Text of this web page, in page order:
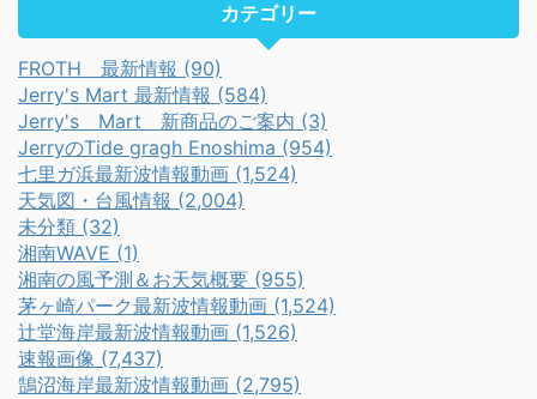
カテゴリー
FROTH 最新情報 (90)
Jerry's Mart 最新情報 (584)
Jerry's Mart 新商品のご案内 (3)
JerryのTide gragh Enoshima (954)
七里ガ浜最新波情報動画 (1,524)
天気図・台風情報 (2,004)
未分類 (32)
湘南WAVE (1)
湘南の風予測＆お天気概要 (955)
茅ヶ崎パーク最新波情報動画 (1,524)
辻堂海岸最新波情報動画 (1,526)
速報画像 (7,437)
鵠沼海岸最新波情報動画 (2,795)